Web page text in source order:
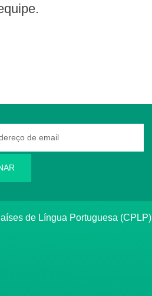
de Língua Portuguesa (CPLP)